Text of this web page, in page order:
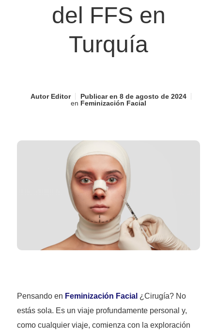
del FFS en
Turquía
AutorEditor Publicar en 8 de agosto de 2024
en Feminización Facial
Pensando en Feminización Facial ¿Cirugía? No
estás sola. Es un viaje profundamente personal y,
como cualquier viaje, comienza con la exploración